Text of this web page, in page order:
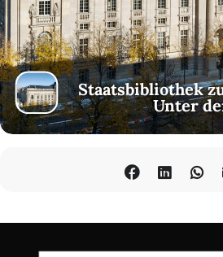
Staatsbibliothek
Unter